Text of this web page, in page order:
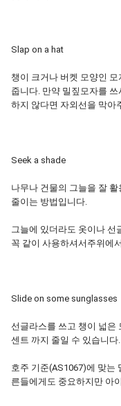
Slap on a hat
챙이 크거나 버켓 모양인
줍니다. 만약 밀짚모자를
하지 않다면 자외선을 막아
Seek a shade
나무나 건물의 그늘을 잘
줄이는 방법입니다.
그늘에 있더라도 옷이나 선
꼭 같이 사용하셔서주위에
Slide on some sunglasses
선글라스를 쓰고 챙이 넓은
센트 까지 줄일 수 있습니다.
호주 기준(AS1067)에 맞는
른들에게도 중요하지만 아